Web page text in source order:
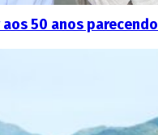
50 anos